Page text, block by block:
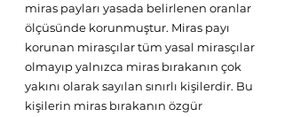
miras payları yasada belirlenen oranlar
ölçüsünde korunmuştur. Miras payı
korunan mirasçılar tüm yasal mirasçılar
olmayıp yalnızca miras bırakanın çok
yakını olarak sayılan sınırlı kişilerdir. Bu
kişilerin miras bırakanın özgür